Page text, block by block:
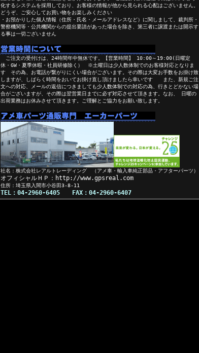
化するシステムを採用しており、お客様の情報が他から見られる心配はございません。
どうぞ、ご安心してお買い物をお楽しみください
・お預かりした個人情報（住所・氏名・メールアドレスなど）に関しまして、裁判所・
警察機関等・公共機関からの提出要請があった場合を除き、第三者に譲渡または開示す
る事は一切ございません
ご注文の受付けは、24時間年中無休です。【営業時間】 10:00～19:00(日曜定
休・GW・夏季休暇・社員研修除く） ※土曜日は少人数体制でのお客様対応となりま
す その為、お電話が繋がりにくい場合がございます。その際は大変お手数をお掛け致
しますが、しばらく時間をおいてお掛け直し頂けましたら幸いです また、新規ご注
文への対応、メールの返信につきましても少人数体制での対応の為、行きとどかない場
合がございますが、その際は翌営業日までに必ず対応させて頂きます。なお、 日曜の
出荷業務はお休みさせて頂きます。ご理解とご協力をお願い致します。
社名：株式会社レアルトレーディング （アメ車・輸入車純正部品・アフターパーツ）
オフィシャルＨＰ：http://www.gpsreal.com
住所：埼玉県入間市小谷田3-8-11
TEL：04-2960-6405 FAX：04-2960-6407